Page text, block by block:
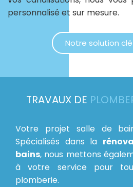
personnalisé et sur mesure.
Notre solution
TRAVAUX DE
Votre projet salle de
Spécialisés dans la
bains, nous mettons
à votre service pour
plomberie.